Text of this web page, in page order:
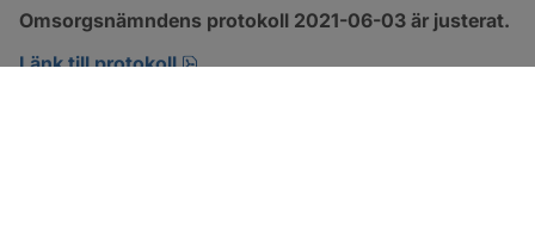
Omsorgsnämndens protokoll 2021-06-03 är justerat.
Länk till protokoll
pdf, 303.4 kB, öppnas i nytt fönster.